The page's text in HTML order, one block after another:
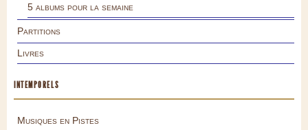
5 albums pour la semaine
Partitions
Livres
INTEMPORELS
Musiques en Pistes